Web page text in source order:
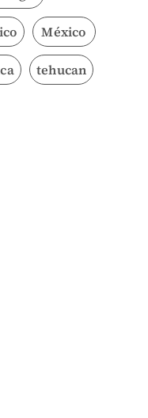
México
tehucan